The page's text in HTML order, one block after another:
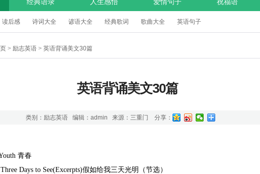
读后感 诗词大全 谚语大全 经典歌词 歌曲大全 英语句子
> 励志英语> 英语背诵美文30篇
英语背诵美文30篇
类别： 励志英语 编辑：admin 来源： 三重门 分享：
青春
Days to See(Excerpts)假如给我三天光明（节选）